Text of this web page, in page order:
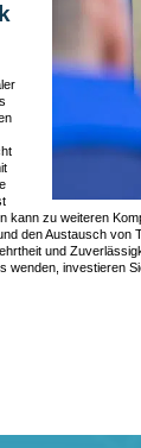
kann zu weiteren
den Austausch von
und
wenden, investieren